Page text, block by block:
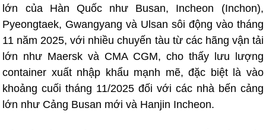
lớn của Hàn Quốc như Busan, Incheon (Inchon),
Pyeongtaek, Gwangyang và Ulsan sôi động vào tháng
11 năm 2025, với nhiều chuyến tàu từ các hãng vận tải
lớn như Maersk và CMA CGM, cho thấy lưu lượng
container xuất nhập khẩu mạnh mẽ, đặc biệt là vào
khoảng cuối tháng 11/2025 đối với các nhà bến cảng
lớn như Cảng Busan mới và Hanjin Incheon.